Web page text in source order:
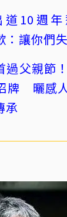
道10週年
：讓你們
過父親節
牌 曬感
承